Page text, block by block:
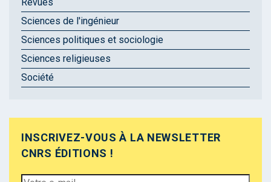
Sciences de l'ingénieur
Sciences politiques et sociologie
Sciences religieuses
Société
INSCRIVEZ-VOUS À LA NEWSLETTER
CNRS ÉDITIONS !